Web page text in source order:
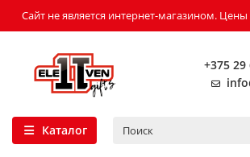
Сайт не является интернет-магазином.
+375 29
Каталог